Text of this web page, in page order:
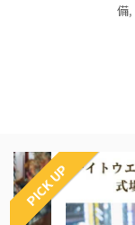
備,
PICK UP